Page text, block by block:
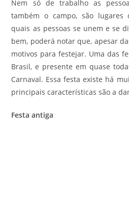
Nem só de trabalho as
também o campo, são lugares
quais as pessoas se unem e se
bem, poderá notar que, apesar
motivos para festejar. Uma das
Brasil, e presente em quase
Carnaval. Essa festa existe há
principais características são a
Festa antiga